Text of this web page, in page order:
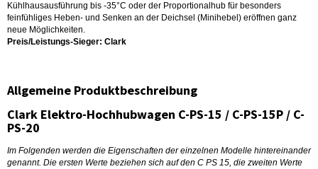
Kühlhausausführung bis -35°C oder der Proportionalhub für besonders
feinfühliges Heben- und Senken an der Deichsel (Minihebel) eröffnen ganz
neue Möglichkeiten.
Preis/Leistungs-Sieger: Clark
Allgemeine Produktbeschreibung
Clark Elektro-Hochhubwagen C-PS-15 / C-PS-15P / C-
PS-20
Im Folgenden werden die Eigenschaften der einzelnen Modelle hintereinander
genannt. Die ersten Werte beziehen sich auf den C PS 15, die zweiten Werte